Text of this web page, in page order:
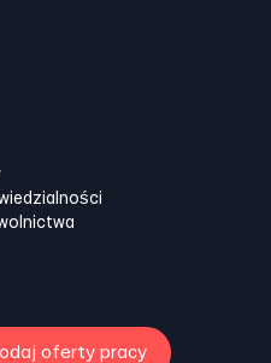
oferty pracy